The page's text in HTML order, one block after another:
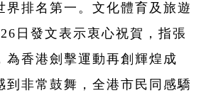
界排名第一。文化體育及旅遊
日發文表示衷心祝賀，指張
為香港劍擊運動再創輝煌成
到非常鼓舞，全港市民同感驕